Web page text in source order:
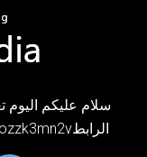
سلام عليكم اليوم
البرنامج https://gulfupload.com/fkhozzk3mn2vالرابط